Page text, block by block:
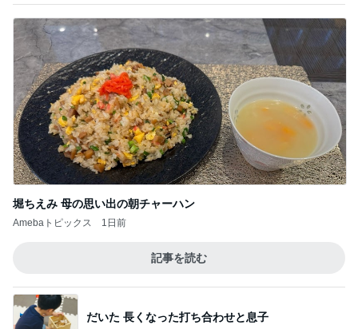
堀ちえみ 母の思い出の朝チャーハン
Amebaトピックス 1日前
記事を読む
だいた 長くなった打ち合わせと息子